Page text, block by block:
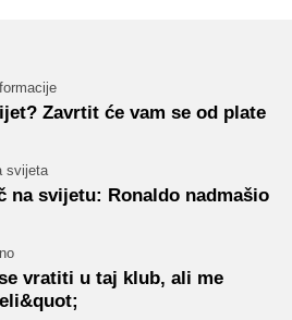
Zavrtit će vam se od plate
svijeta
na svijetu: Ronaldo nadmašio
vratiti u taj klub, ali me